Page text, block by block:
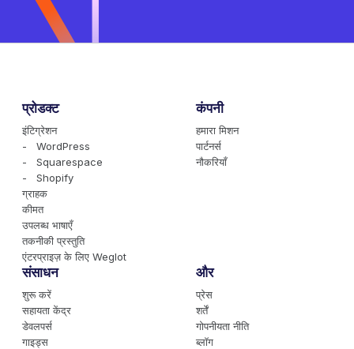
प्रोडक्ट
इंटिग्रेशन
- WordPress
- Squarespace
- Shopify
ग्राहक
कीमत
उपलब्ध भाषाएँ
तकनीकी प्रस्तुति
एंटरप्राइज़ के लिए Weglot
कंपनी
हमारा मिशन
पार्टनर्स
नौकरियाँ
संसाधन
शुरू करें
सहायता केंद्र
डेवलपर्स
गाइड्स
और
प्रेस
शर्तें
गोपनीयता नीति
ब्लॉग